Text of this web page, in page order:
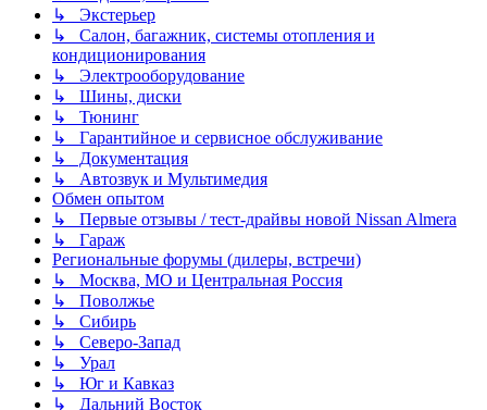
↳ Экстерьер
↳ Салон, багажник, системы отопления и
кондиционирования
↳ Электрооборудование
↳ Шины, диски
↳ Тюнинг
↳ Гарантийное и сервисное обслуживание
↳ Документация
↳ Автозвук и Мультимедия
Обмен опытом
↳ Первые отзывы / тест-драйвы новой Nissan Almera
↳ Гараж
Региональные форумы (дилеры, встречи)
↳ Москва, МО и Центральная Россия
↳ Поволжье
↳ Сибирь
↳ Северо-Запад
↳ Урал
↳ Юг и Кавказ
↳ Дальний Восток